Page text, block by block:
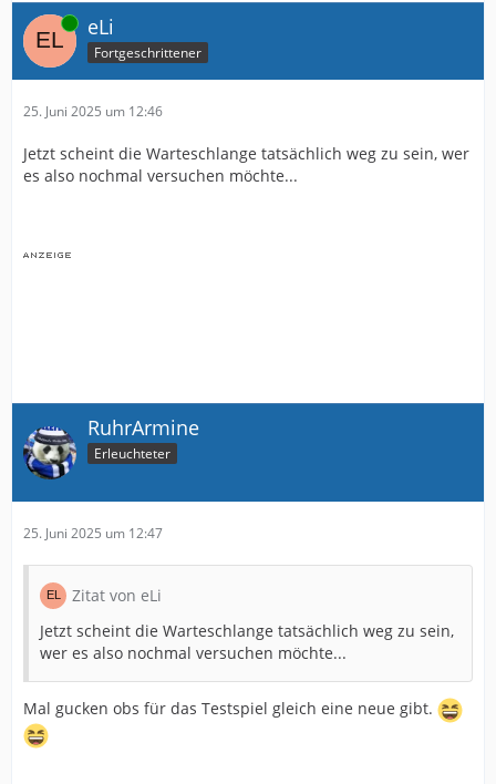
Online eLi
Fortgeschrittener
25. Juni 2025 um 12:46
Jetzt scheint die Warteschlange tatsächlich weg zu sein, wer
es also nochmal versuchen möchte...
RuhrArmine
Erleuchteter
25. Juni 2025 um 12:47
Zitat von eLi
Jetzt scheint die Warteschlange tatsächlich weg zu sein,
wer es also nochmal versuchen möchte...
Mal gucken obs für das Testspiel gleich eine neue gibt.